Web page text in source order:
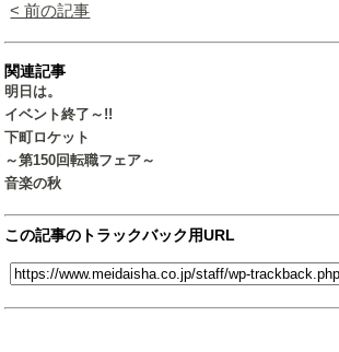
< 前の記事
関連記事
明日は。
イベント終了～!!
下町ロケット
～第150回転職フェア～
音楽の秋
この記事のトラックバック用URL